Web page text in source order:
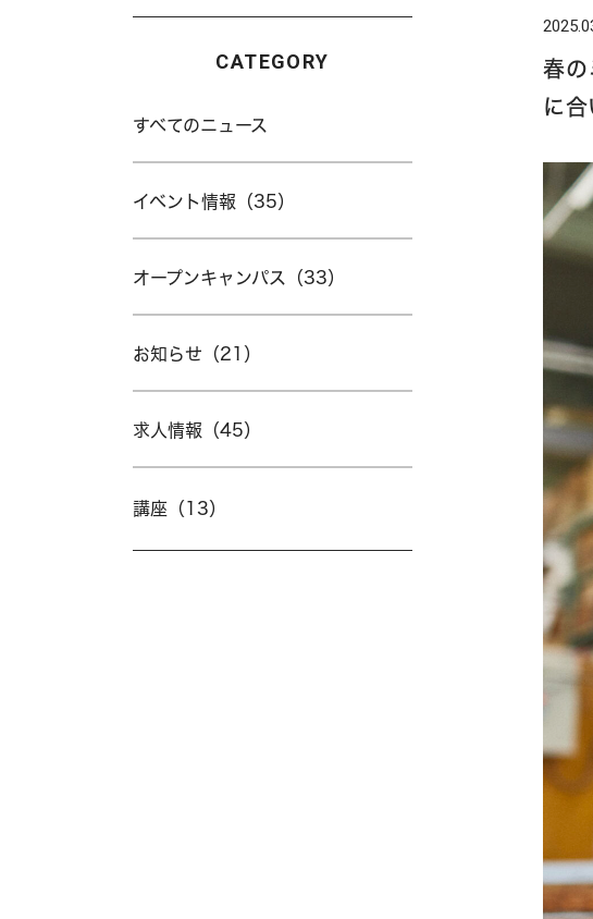
CATEGORY
すべてのニュース
イベント情報（35）
オープンキャンパス（33）
お知らせ（21）
求人情報（45）
講座（13）
春
に合